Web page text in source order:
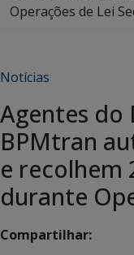
Operações de Lei
Notícias
Agentes do
BPMtran
e recolhem
durante
Compartilhar: